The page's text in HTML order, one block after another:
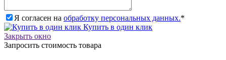
Я согласен на обработку персональных данных.*
Купить в один клик
Закрыть окно
Запросить стоимость товара